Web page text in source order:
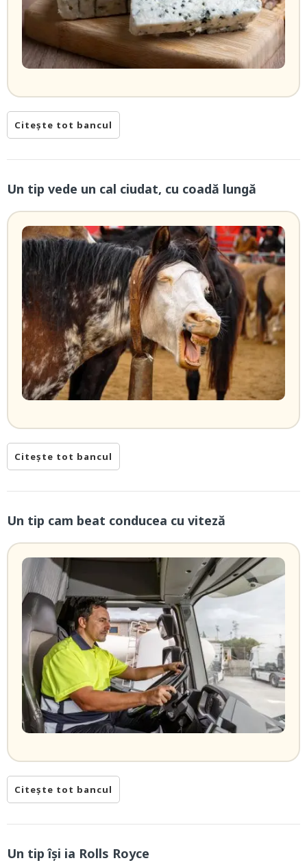
Citește tot bancul
Un tip vede un cal ciudat, cu coadă lungă
Citește tot bancul
Un tip cam beat conducea cu viteză
Citește tot bancul
Un tip își ia Rolls Royce